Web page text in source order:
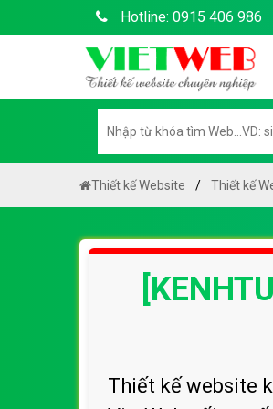
Hotline: 0915 406 986
Thiết kế Website Thiết kế
Thiết kế website